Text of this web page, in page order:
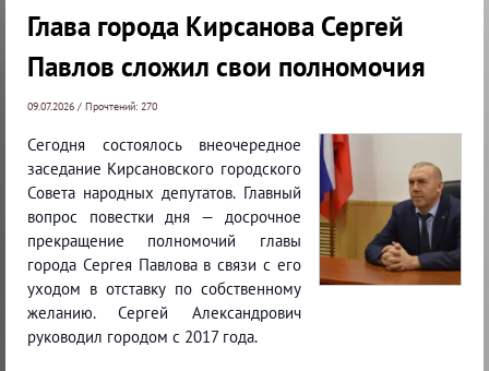
Глава города Кирсанова Сергей
Павлов сложил свои полномочия
09.07.2026 / Прочтений: 270
Сегодня состоялось внеочередное
заседание Кирсановского городского
Совета народных депутатов. Главный
вопрос повестки дня — досрочное
прекращение полномочий главы
города Сергея Павлова в связи с его
уходом в отставку по собственному
желанию. Сергей Александрович
руководил городом с 2017 года.